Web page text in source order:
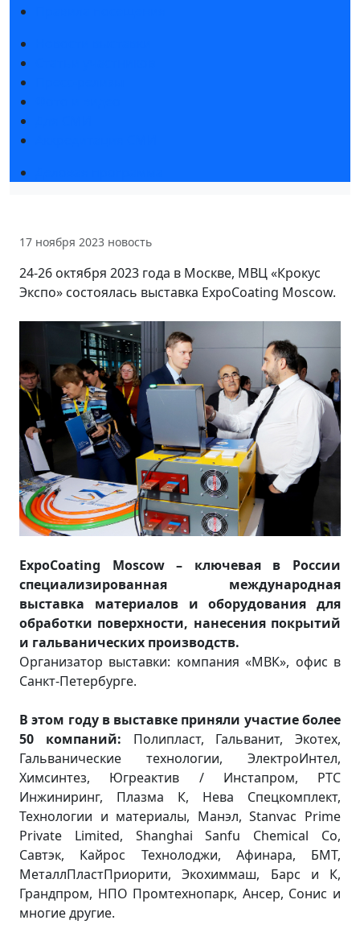
17 ноября 2023 новость
24-26 октября 2023 года в Москве, МВЦ «Крокус
Экспо» состоялась выставка ExpoCoating Moscow.
ExpoCoating Moscow – ключевая в России
специализированная международная
выставка материалов и оборудования для
обработки поверхности, нанесения покрытий
и гальванических производств.
Организатор выставки: компания «МВК», офис в
Санкт-Петербурге.
В этом году в выставке приняли участие более
50 компаний: Полипласт, Гальванит, Экотех,
Гальванические технологии, ЭлектроИнтел,
Химсинтез, Югреактив / Инстапром, РТС
Инжиниринг, Плазма К, Нева Спецкомплект,
Технологии и материалы, Манэл, Stanvac Prime
Private Limited, Shanghai Sanfu Chemical Co,
Савтэк, Кайрос Технолоджи, Афинара, БМТ,
МеталлПластПриорити, Экохиммаш, Барс и К,
Грандпром, НПО Промтехнопарк, Ансер, Сонис и
многие другие.